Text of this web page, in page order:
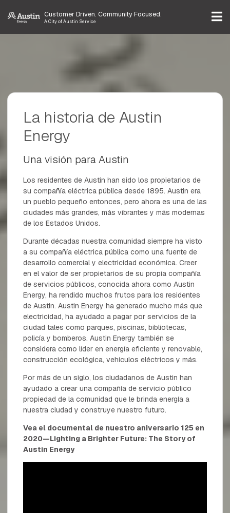
Customer Driven. Community Focused.
A City of Austin Service
La historia de Austin
Energy
Una visión para Austin
Los residentes de Austin han sido los propietarios de
su compañía eléctrica pública desde 1895. Austin era
un pueblo pequeño entonces, pero ahora es una de las
ciudades más grandes, más vibrantes y más modernas
de los Estados Unidos.
Durante décadas nuestra comunidad siempre ha visto
a su compañía eléctrica pública como una fuente de
desarrollo comercial y electricidad económica. Creer
en el valor de ser propietarios de su propia compañía
de servicios públicos, conocida ahora como Austin
Energy, ha rendido muchos frutos para los residentes
de Austin. Austin Energy ha generado mucho más que
electricidad, ha ayudado a pagar por servicios de la
ciudad tales como parques, piscinas, bibliotecas,
policía y bomberos. Austin Energy también se
considera como líder en energía eficiente y renovable,
construcción ecológica, vehículos eléctricos y más.
Por más de un siglo, los ciudadanos de Austin han
ayudado a crear una compañía de servicio público
propiedad de la comunidad que le brinda energía a
nuestra ciudad y construye nuestro futuro.
Vea el documental de nuestro aniversario 125 en
2020—Lighting a Brighter Future: The Story of
Austin Energy